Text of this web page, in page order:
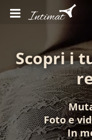
Scopri i
Fotoe
In